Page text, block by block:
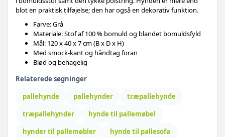
blot en praktisk tilføjelse; den har også en dekorativ funktion.
Farve: Grå
Materiale: Stof af 100 % bomuld og blandet bomuldsfyld
Mål: 120 x 40 x 7 cm (B x D x H)
Med smock-kant og håndtag foran
Blød og behagelig
Relaterede søgninger
pallehynde
pallehynder
træpallehynde
træpallehynder
hynde til pallemøbel
hynder til pallemøbler
hynde til pallesofa
Gråbrun - 120 x 40 x 7 cm & 120 x 80 x 10 cm
- 1 stk
1.119,-
Beige - 120 x 40 x 7 cm & 120 x 80 x 10 cm -
1 stk
1.519,-
1.419,-